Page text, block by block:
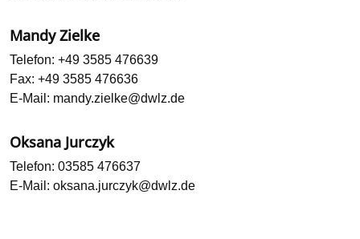
Mandy Zielke
Telefon: +49 3585 476639
Fax: +49 3585 476636
E-Mail: mandy.zielke@dwlz.de
Oksana Jurczyk
Telefon: 03585 476637
E-Mail: oksana.jurczyk@dwlz.de